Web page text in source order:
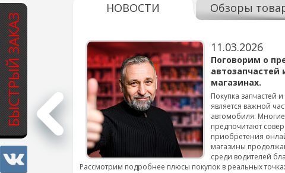
БЫСТРЫЙ ЗАКАЗ
НОВОСТИ Обзоры
для
смены шин на
подробнее...
11.03.2026
Поговорим о
автозапчастей
магазинах.
Покупка запчастей
является важной
автомобиля.
предпочитают
приобретения
магазины
среди водителей
Рассмотрим подробнее плюсы покупок в реальных